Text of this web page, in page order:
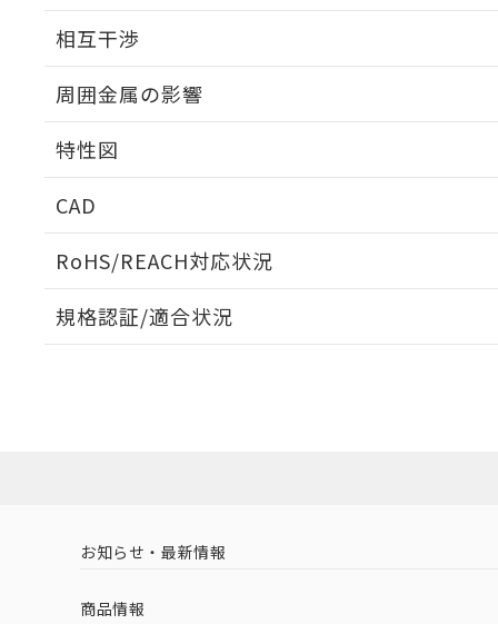
相互干渉
周囲金属の影響
特性図
CAD
RoHS/REACH対応状況
EU RoHS 注意事項・凡例
中国 RoHS 注意事項・凡例
規格認証/適合状況
（イギリス
（ノルウェー
お知らせ・最新情報
商品情報